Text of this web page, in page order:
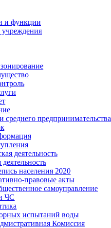
и функции
среднего предпринимательства
деятельность
населения 2020
правовые акты
самоуправление
ЧС
испытаний воды
Комиссия